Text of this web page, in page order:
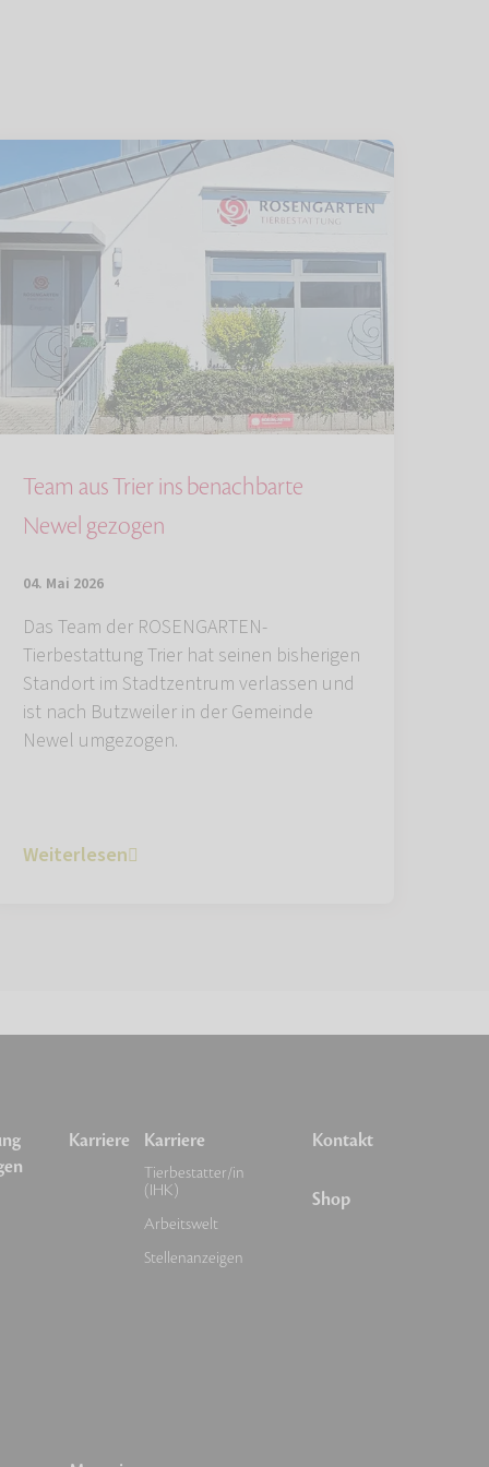
Team aus Trier ins benachbarte
Newel gezogen
04. Mai 2026
Das Team der ROSENGARTEN-
Tierbestattung Trier hat seinen bisherigen
Standort im Stadtzentrum verlassen und
ist nach Butzweiler in der Gemeinde
Newel umgezogen.
Weiterlesen
Karriere Karriere
Tierbestatter/in
(IHK)
Arbeitswelt
Stellenanzeigen
Kontakt
Shop